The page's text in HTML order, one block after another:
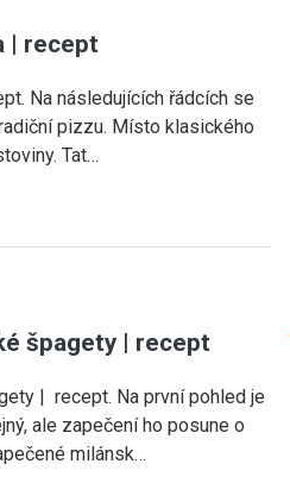
| recept
Na následujících řádcích se
pizzu. Místo klasického
Tat…
špagety | recept
| recept. Na první pohled je
ale zapečení ho posune o
milánsk…